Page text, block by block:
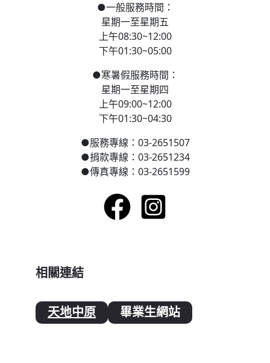
●一般服務時間：
星期一至星期五
上午08:30~12:00
下午01:30~05:00
●寒暑假服務時間：
星期一至星期四
上午09:00~12:00
下午01:30~04:30
●服務專線：03-2651507
●捐款專線：03-2651234
●傳真專線：03-2651599
相關連結
天地中原 畢業生網站